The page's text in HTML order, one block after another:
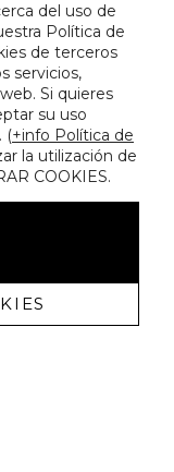
del uso de
Política de
de terceros
servicios,
Si quieres
su uso
(+info Política de
la utilización de
COOKIES.